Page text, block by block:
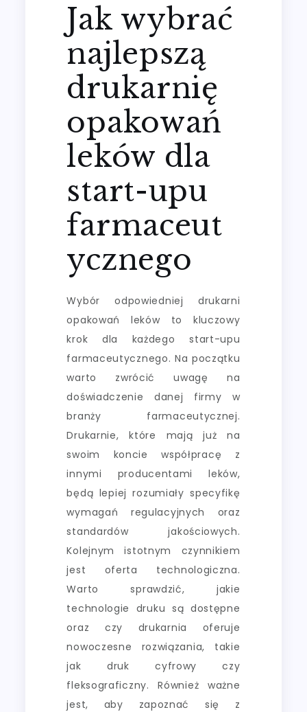
Jak wybrać
najlepszą
drukarnię
opakowań
leków dla
start-upu
farmaceut
ycznego
Wybór odpowiedniej drukarni
opakowań leków to kluczowy
krok dla każdego start-upu
farmaceutycznego. Na początku
warto zwrócić uwagę na
doświadczenie danej firmy w
branży farmaceutycznej.
Drukarnie, które mają już na
swoim koncie współpracę z
innymi producentami leków,
będą lepiej rozumiały specyfikę
wymagań regulacyjnych oraz
standardów jakościowych.
Kolejnym istotnym czynnikiem
jest oferta technologiczna.
Warto sprawdzić, jakie
technologie druku są dostępne
oraz czy drukarnia oferuje
nowoczesne rozwiązania, takie
jak druk cyfrowy czy
fleksograficzny. Również ważne
jest, aby zapoznać się z